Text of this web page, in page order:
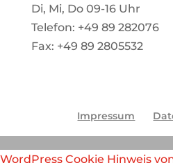
Di, Mi, Do 09-16 Uhr
Telefon: +49 89 282076
Fax: +49 89 2805532
Impressum
WordPress Cookie Hinweis